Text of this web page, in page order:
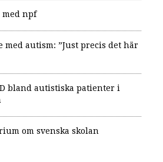
med npf
med autism: ”Just precis det här
bland autistiska patienter i
om svenska skolan